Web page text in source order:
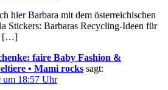
hier Barbara mit dem österreichischen
Stickers: Barbaras Recycling-Ideen für
[…]
faire Baby Fashion &
• Mami rocks sagt:
um 18:57 Uhr